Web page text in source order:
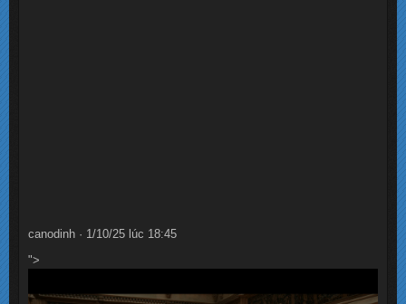
canodinh · 1/10/25 lúc 18:45
">